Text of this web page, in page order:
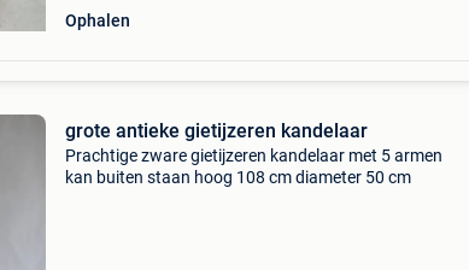
Ophalen
grote antieke gietijzeren kandelaar
Prachtige zware gietijzeren kandelaar met 5 armen
kan buiten staan hoog 108 cm diameter 50 cm